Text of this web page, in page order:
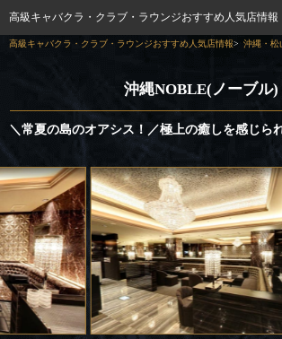
高級キャバクラ・クラブ・ラウンジおすすめ人気店情報
高級キャバクラ・クラブ・ラウンジおすすめ人気店情報 沖縄・松
沖縄NOBLE(ノーブル)
＼常夏の島のオアシス！／極上の癒しを感じら